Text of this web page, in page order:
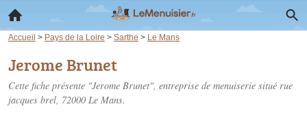
Accueil > Pays de la Loire > Sarthe > Le Mans
Jerome Brunet
Cette fiche présente "Jerome Brunet", entreprise de menuiserie situé rue
jacques brel, 72000 Le Mans.